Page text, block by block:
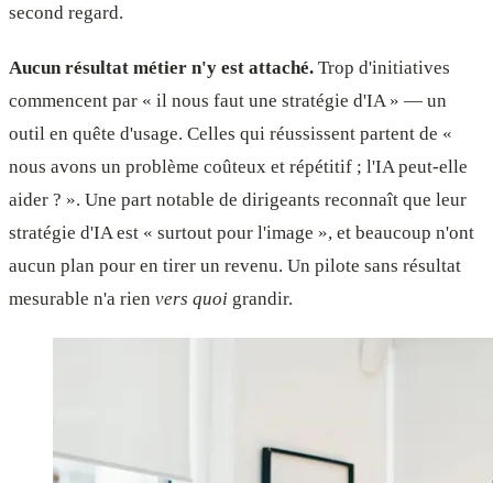
second regard.
Aucun résultat métier n'y est attaché. Trop d'initiatives
commencent par « il nous faut une stratégie d'IA » — un
outil en quête d'usage. Celles qui réussissent partent de «
nous avons un problème coûteux et répétitif ; l'IA peut-elle
aider ? ». Une part notable de dirigeants reconnaît que leur
stratégie d'IA est « surtout pour l'image », et beaucoup n'ont
aucun plan pour en tirer un revenu. Un pilote sans résultat
mesurable n'a rien vers quoi grandir.